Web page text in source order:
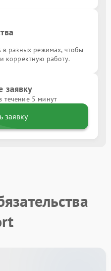
в разных режимах, чтобы
корректную работу.
заявку
течение 5 минут
заявку